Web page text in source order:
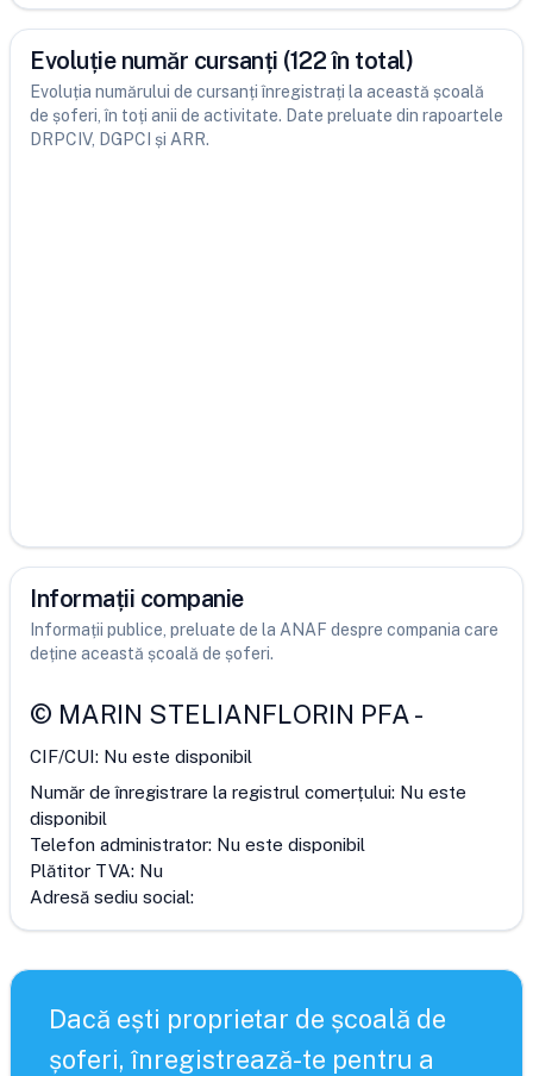
Evoluție număr cursanți (122 în total)
Evoluția numărului de cursanți înregistrați la această școală
de șoferi, în toți anii de activitate. Date preluate din rapoartele
DRPCIV, DGPCI și ARR.
Informații companie
Informații publice, preluate de la ANAF despre compania care
deține această școală de șoferi.
© MARIN STELIANFLORIN PFA-
CIF/CUI: Nu este disponibil
Număr de înregistrare la registrul comerțului: Nu este
disponibil
Telefon administrator: Nu este disponibil
Plătitor TVA: Nu
Adresă sediu social:
Dacă ești proprietar de școală de
șoferi, înregistrează-te pentru a